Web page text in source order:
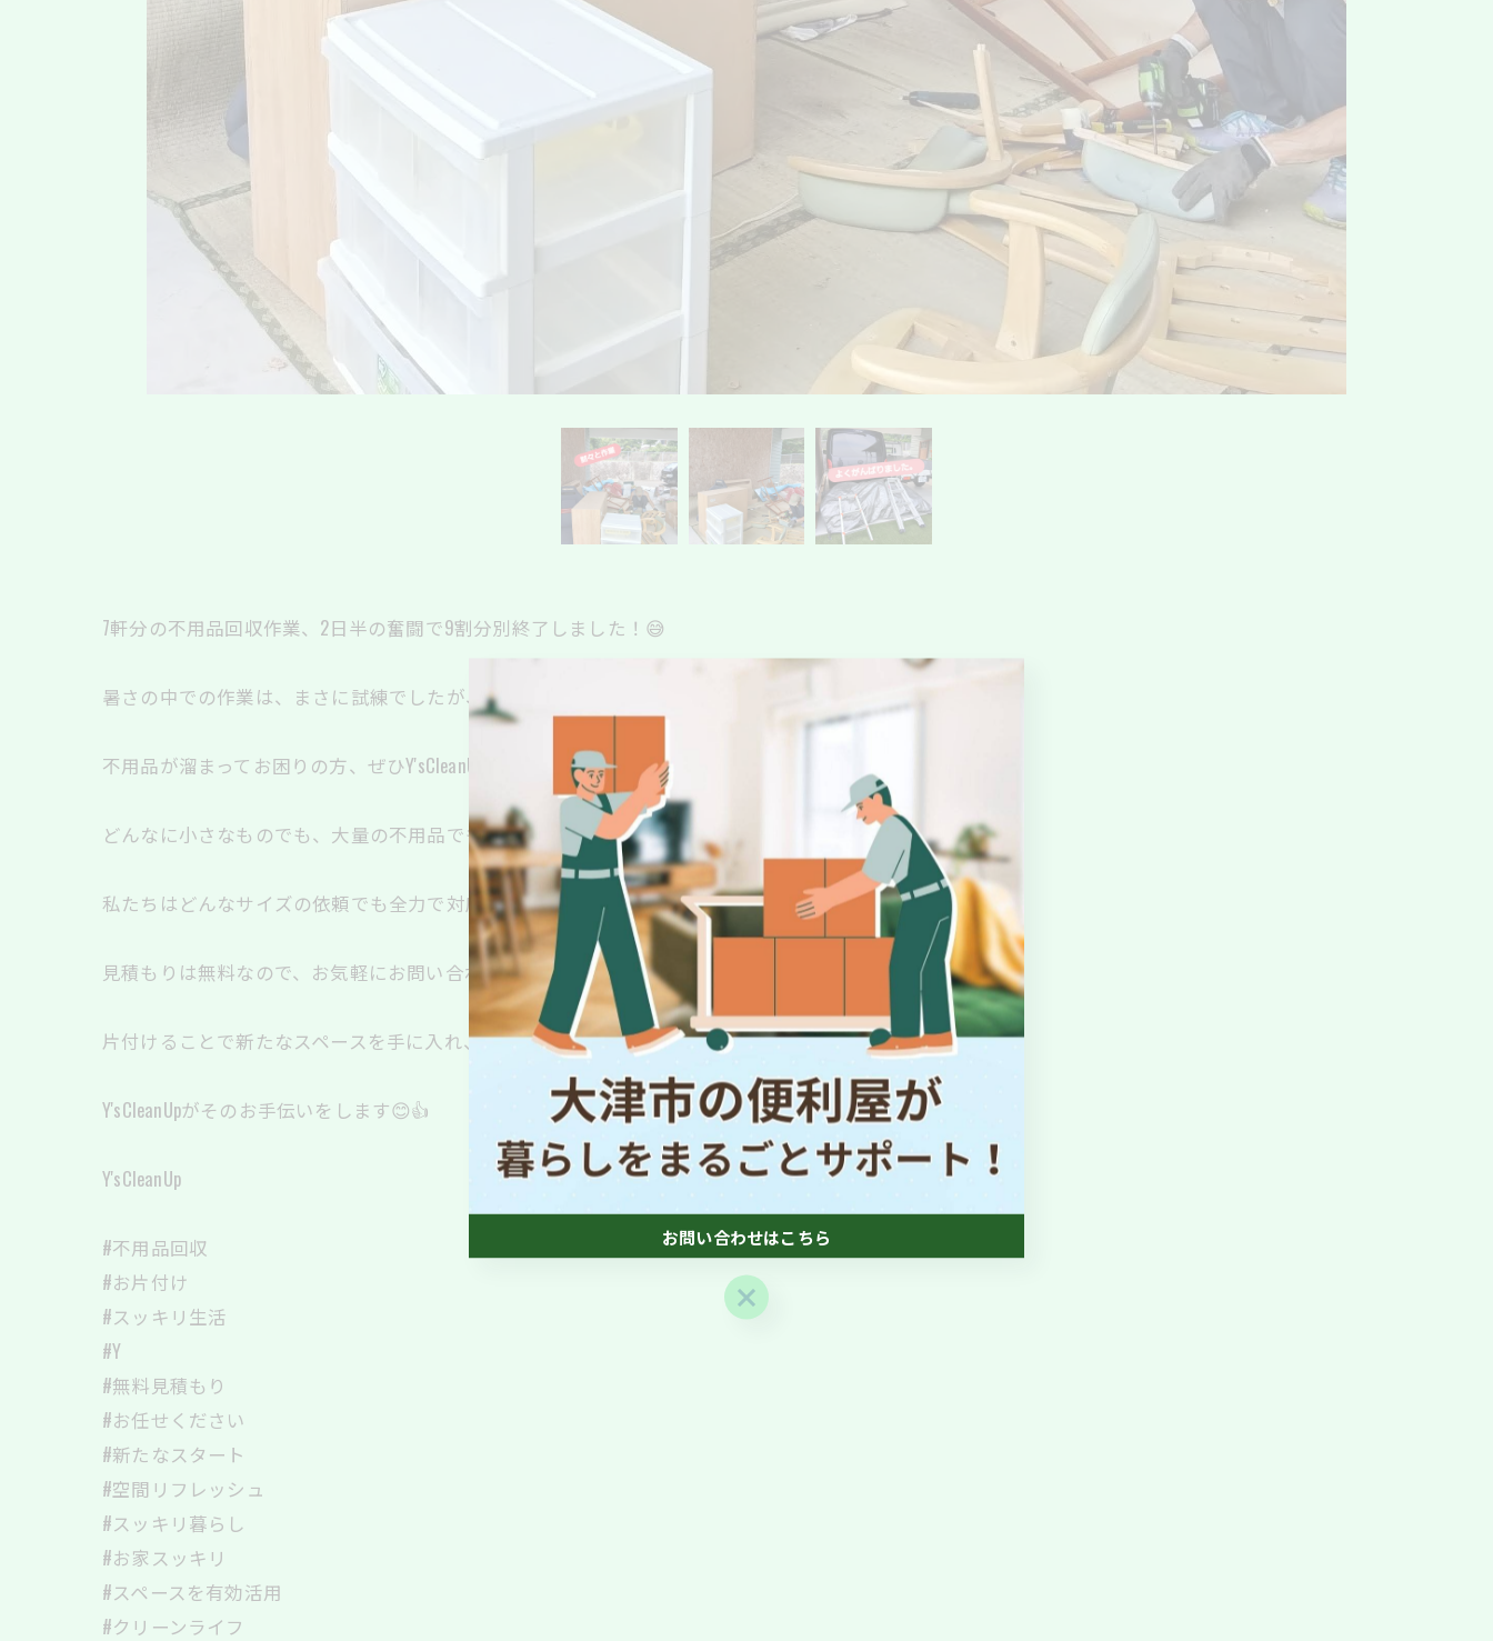
7軒分の不用品回収作業、2日半の奮闘で9割分別終了しました！😅
暑さの中での作業は、まさに試練でしたが、やっと片付いたので気分もスッキリです✨
不用品が溜まってお困りの方、ぜひY'sCleanUpにご相談くださいね！🌟
どんなに小さなものでも、大量の不用品でも大丈夫！🔥
私たちはどんなサイズの依頼でも全力で対応いたします。
見積もりは無料なので、お気軽にお問い合わせください📞✨
片付けることで新たなスペースを手に入れ、心も空間もリフレッシュしましょう！
Y'sCleanUpがそのお手伝いをします😊👍
Y'sCleanUp
#不用品回収
#お片付け
#スッキリ生活
#Y
#無料見積もり
#お任せください
#新たなスタート
#空間リフレッシュ
#スッキリ暮らし
#お家スッキリ
#スペースを有効活用
#クリーンライフ
お問い合わせはこちら
お問い合わせはこちら